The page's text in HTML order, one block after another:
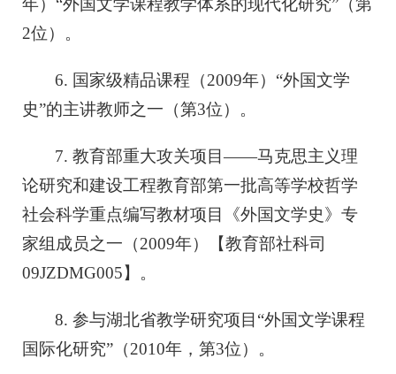
年）“外国文学课程教学体系的现代化研究”（第
2位）。
6. 国家级精品课程（2009年）“外国文学
史”的主讲教师之一（第3位）。
7. 教育部重大攻关项目——马克思主义理
论研究和建设工程教育部第一批高等学校哲学
社会科学重点编写教材项目《外国文学史》专
家组成员之一（2009年）【教育部社科司
09JZDMG005】。
8. 参与湖北省教学研究项目“外国文学课程
国际化研究”（2010年，第3位）。